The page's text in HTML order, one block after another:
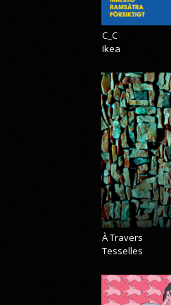
C_C
Ikea
À Travers
Tesselles